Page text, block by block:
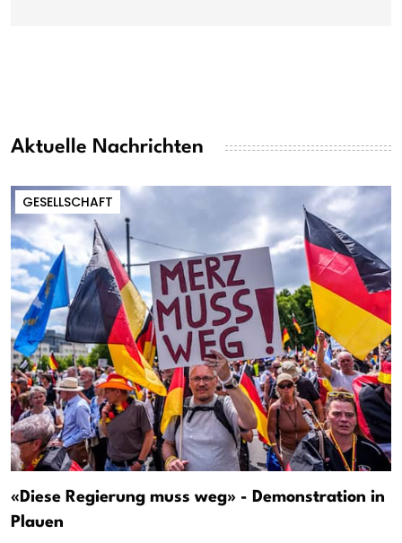
Aktuelle Nachrichten
GESELLSCHAFT
«Diese Regierung muss weg» - Demonstration in
Plauen